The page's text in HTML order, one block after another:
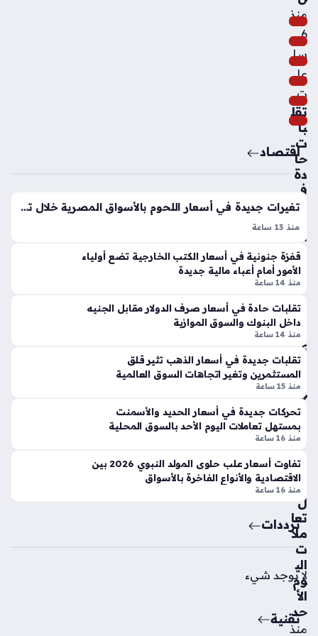
ك
ت
بأب
يد
جا
ن
منذ
سا
عتي
ن
لو
س
أن
جل
و
س
جا
لاك
س
ي
يح
س
م
ص
فق
ة
انت
قا
ل
الن
ج
م
الإ
سب
ان
ي
سي
رج
منذ
6
سا
عا
ت
تقل
با
ت
حا
دة
في
أس
عار
الأ
س
ما
ك
وال
جم
بر
ي
بالأ
س
وا
ق
الم
ص
ري
ة
خلا
ل
تعا
ملا
ت
الي
وم
الأ
حد
منذ
اقتصاد
تغيرات جديدة في أسعار اللحوم بالأسواق المصرية خلال تعاملات اليوم الأحد
منذ 13 ساعة
الأسواق المحلية، إذ تختلف التكلفة بين المحلات التجارية ومنافذ
الدولة المدعمة، حيث سجلت اللحوم الكندوز في المحال العامة ما…
قفزة جنونية في أسعار الكتب الخارجية تضع أولياء
الأمور أمام أعباء مالية جديدة
منذ 14 ساعة
تقلبات حادة في أسعار صرف الدولار مقابل الجنيه
داخل البنوك والسوق الموازية
منذ 14 ساعة
تقلبات جديدة في أسعار الذهب تثير قلق
المستثمرين وتغير اتجاهات السوق العالمية
منذ 15 ساعة
تحركات جديدة في أسعار الحديد والأسمنت
بمستهل تعاملات اليوم الأحد بالسوق المحلية
منذ 16 ساعة
تفاوت أسعار علب حلوى المولد النبوي 2026 بين
الاقتصادية والأنواع الفاخرة بالأسواق
منذ 16 ساعة
ترددات
لا يوجد شيء
تقنية